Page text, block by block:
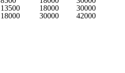
13500 18000
30000
18000 30000
42000